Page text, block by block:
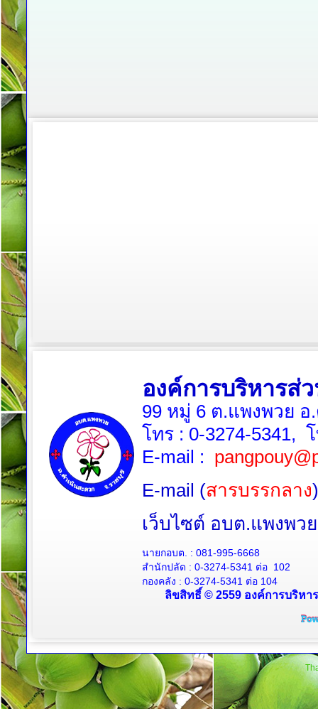
องค์การบริหารส่
99 หมู่ 6 ต.แพงพวย
โทร : 0-3274-5341,
E-mail :
E-mail (สารบรรกลาง
เว็บไซต์ อบต.แพง
นายกอบต. : 081-995-6668
สำนักปลัด : 0-3274-5341 ต่อ 102
กองคลัง : 0-3274-5341 ต่อ 104
ลิขสิทธิ์ © 2559 องค์การบริหา